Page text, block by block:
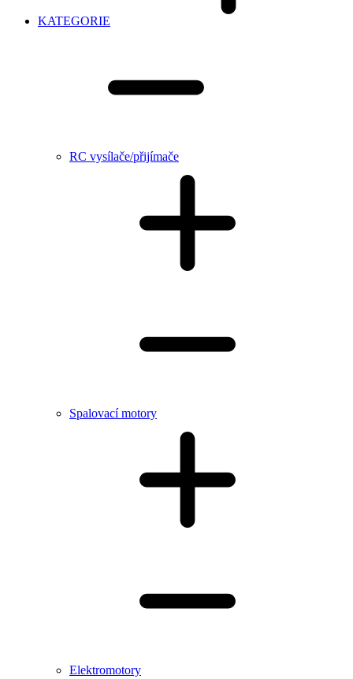
KATEGORIE
RC vysílače/přijímače
Spalovací motory
Elektromotory